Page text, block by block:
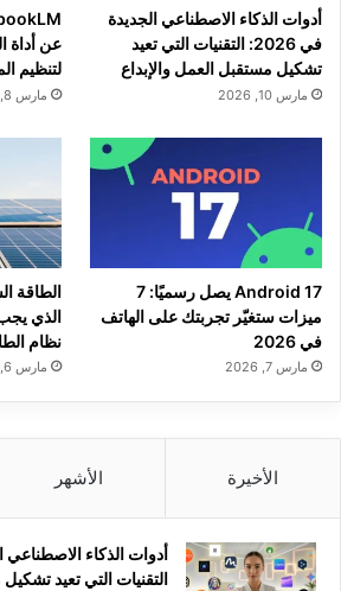
أدوات الذكاء الاصطناعي الجديدة
في 2026: التقنيات التي تعيد
تشكيل مستقبل العمل والإبداع
مارس 10, 2026
عن أداة
لتنظيم
مارس 8, 2026
Android 17 يصل رسميًا: 7
ميزات ستغيّر تجربتك على الهاتف
في 2026
مارس 7, 2026
الطاقة
الذي
نظام
مارس 6, 2026
الأخيرة الأشهر
التقنيات التي تعيد